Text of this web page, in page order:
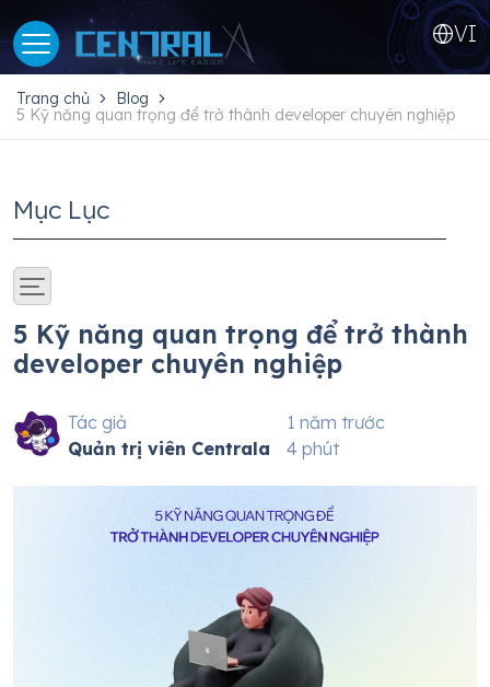
VI
Trang chủ
Blog
5 Kỹ năng quan trọng để trở thành developer chuyên nghiệp
Mục Lục
5 Kỹ năng quan trọng để trở thành
developer chuyên nghiệp
Tác giả
Quản trị viên Centrala
1 năm trước
4 phút